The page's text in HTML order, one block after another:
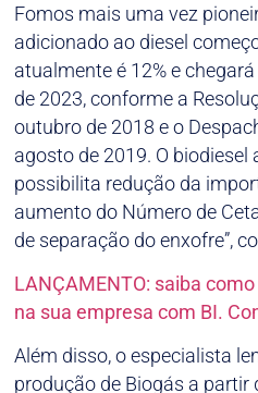
Fomos mais uma vez
adicionado ao diesel
atualmente é 12% e
de 2023, conforme a
outubro de 2018 e o
agosto de 2019. O
possibilita redução da
aumento do Número de
de separação do enxofre”,
LANÇAMENTO: saiba como
na sua empresa com BI.
Além disso, o especialista
produção de Biogás a partir